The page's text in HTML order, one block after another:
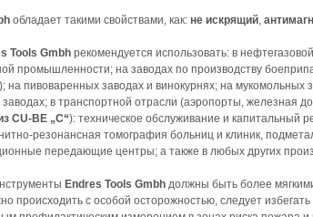
обладает такими свойствами, как: не искрящий,
Tools Gmbh рекомендуется использовать: в
промышленности; на заводах по производству
пивоваренных заводах и винокурнях; на мукомольных
в транспортной отрасли (аэропорты, железная
CU-BE „C“): техническое обслуживание и капитальный
резонансная томография больниц и клиник,
передающие центры; а также в любых других
Endres Tools Gmbh должны быть более
происходить с особой осторожностью, следует